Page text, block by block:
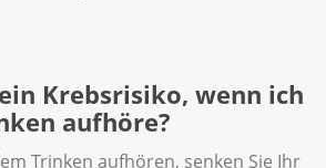
Krebsrisiko, wenn ich
aufhöre?
Trinken aufhören, senken Sie Ihr